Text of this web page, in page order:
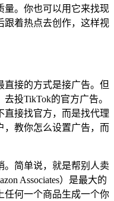
量。你也可以用它来找现
跟着热点去创作，这样视
直接的方式是接广告。但
投TikTok的官方广告。
直接找官方，而是找代理
，教你怎么设置广告，而
。简单说，就是帮别人卖
Associates）是最大的
任何一个商品生成一个你